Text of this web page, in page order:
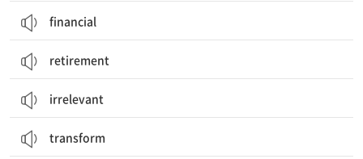
financial
retirement
irrelevant
transform